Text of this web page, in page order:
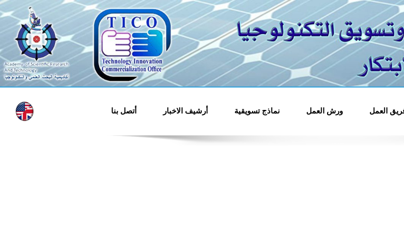
مجمع مكاتب نقل وتسويق التكنولوجيا
والابتكار
أتصل بنا أرشيف الاخبار نماذج تسويقية ورش العمل العمل